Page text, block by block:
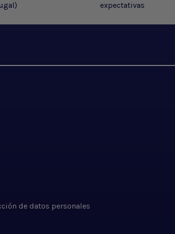
expectativas
de datos personales